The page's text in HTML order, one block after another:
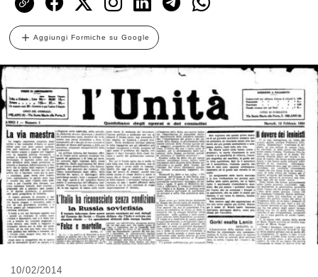
Aggiungi Formiche su Google
10/02/2014